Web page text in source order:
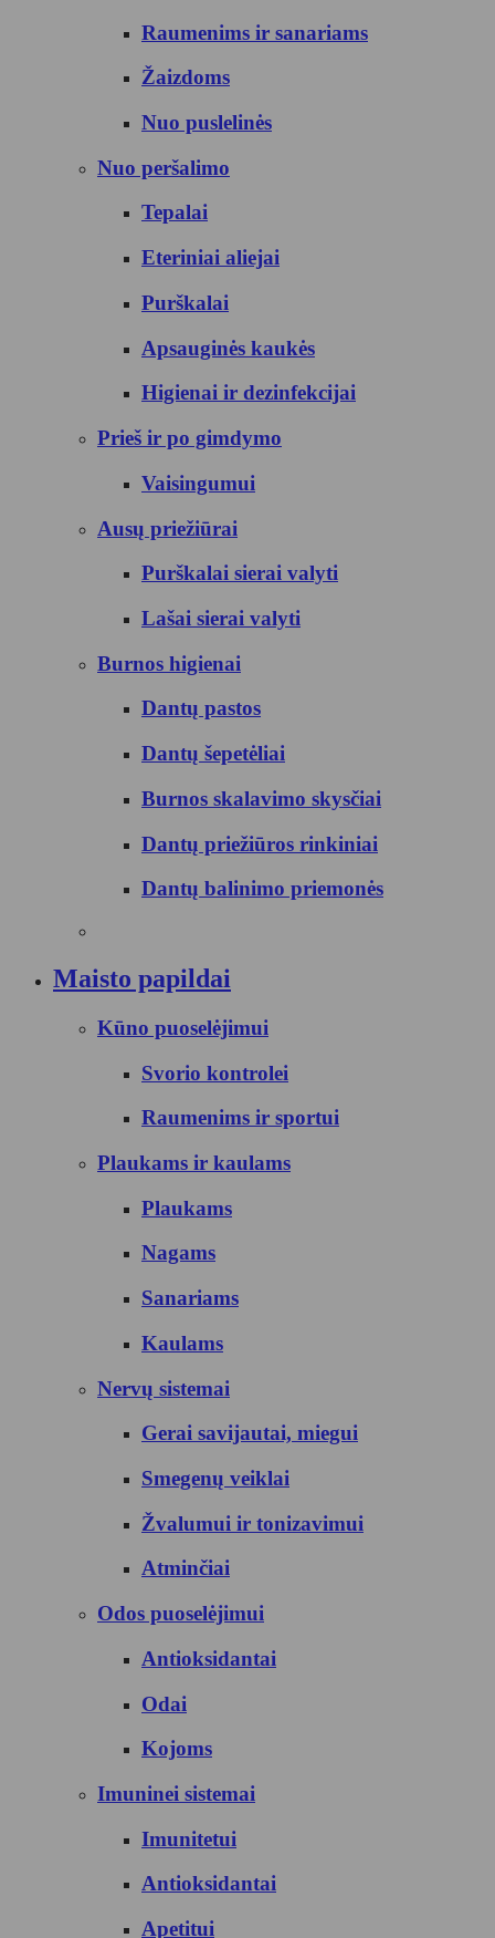
Raumenims ir sanariams
Žaizdoms
Nuo puslelinės
Nuo peršalimo
Tepalai
Eteriniai aliejai
Purškalai
Apsauginės kaukės
Higienai ir dezinfekcijai
Prieš ir po gimdymo
Vaisingumui
Ausų priežiūrai
Purškalai sierai valyti
Lašai sierai valyti
Burnos higienai
Dantų pastos
Dantų šepetėliai
Burnos skalavimo skysčiai
Dantų priežiūros rinkiniai
Dantų balinimo priemonės
Maisto papildai
Kūno puoselėjimui
Svorio kontrolei
Raumenims ir sportui
Plaukams ir kaulams
Plaukams
Nagams
Sanariams
Kaulams
Nervų sistemai
Gerai savijautai, miegui
Smegenų veiklai
Žvalumui ir tonizavimui
Atminčiai
Odos puoselėjimui
Antioksidantai
Odai
Kojoms
Imuninei sistemai
Imunitetui
Antioksidantai
Apetitui